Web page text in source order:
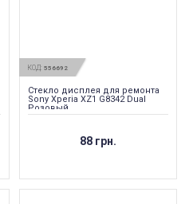
КОД: 556692
Стекло дисплея для ремонта
Sony Xperia XZ1 G8342 Dual
Розовый
88 грн.